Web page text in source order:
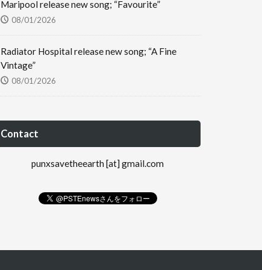
Maripool release new song; “Favourite”
08/01/2026
Radiator Hospital release new song; “A Fine
Vintage”
08/01/2026
Contact
punxsavetheearth [at] gmail.com